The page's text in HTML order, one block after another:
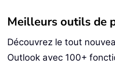
Meilleurs outils de
Découvrez le tout
Outlook avec 100+